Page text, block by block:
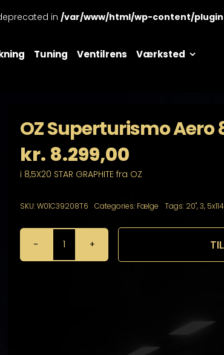
in /var/www/html/wp-content/
Tuning Ventilrens Værksted
OZ Superturismo Aero
kr. 8.299,00
i 8,5X20 STAR GRAPHITE fra OZ
SKU:W01C39208T6 Categories: Fælge Tags: 20",3, 5x114
OZ
Superturismo